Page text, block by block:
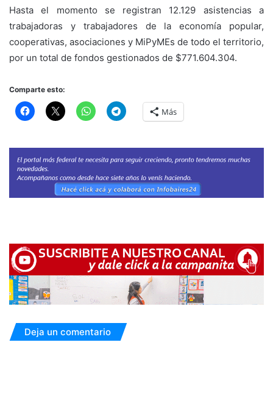
Hasta el momento se registran 12.129 asistencias a
trabajadoras y trabajadores de la economía popular,
cooperativas, asociaciones y MiPyMEs de todo el territorio,
por un total de fondos gestionados de $771.604.304.
Comparte esto:
Más
Deja un comentario